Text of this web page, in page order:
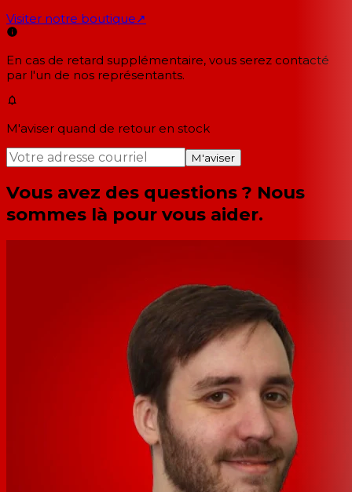
Visiter notre boutique↗
En cas de retard supplémentaire, vous serez contacté
par l'un de nos représentants.
M'aviser quand de retour en stock
M'aviser
Vous avez des questions ? Nous
sommes là pour vous aider.